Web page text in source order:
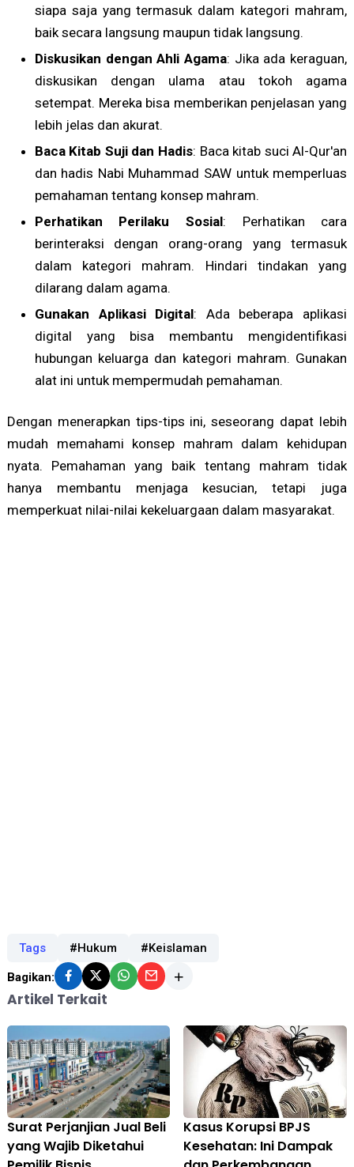
siapa saja yang termasuk dalam kategori mahram,
baik secara langsung maupun tidak langsung.
Diskusikan dengan Ahli Agama: Jika ada keraguan,
diskusikan dengan ulama atau tokoh agama
setempat. Mereka bisa memberikan penjelasan yang
lebih jelas dan akurat.
Baca Kitab Suji dan Hadis: Baca kitab suci Al-Qur'an
dan hadis Nabi Muhammad SAW untuk memperluas
pemahaman tentang konsep mahram.
Perhatikan Perilaku Sosial: Perhatikan cara
berinteraksi dengan orang-orang yang termasuk
dalam kategori mahram. Hindari tindakan yang
dilarang dalam agama.
Gunakan Aplikasi Digital: Ada beberapa aplikasi
digital yang bisa membantu mengidentifikasi
hubungan keluarga dan kategori mahram. Gunakan
alat ini untuk mempermudah pemahaman.
Dengan menerapkan tips-tips ini, seseorang dapat lebih
mudah memahami konsep mahram dalam kehidupan
nyata. Pemahaman yang baik tentang mahram tidak
hanya membantu menjaga kesucian, tetapi juga
memperkuat nilai-nilai kekeluargaan dalam masyarakat.
Tags #Hukum #Keislaman
Bagikan:
Artikel Terkait
Surat Perjanjian Jual Beli
yang Wajib Diketahui
Kasus Korupsi BPJS
Kesehatan: Ini Dampak